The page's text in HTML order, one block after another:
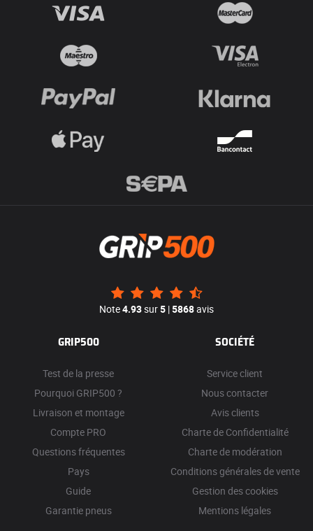
Note4.93sur5 |5868avis
GRIP500
Test de la presse
Pourquoi GRIP500 ?
Livraison et montage
Compte PRO
Questions fréquentes
Pays
Guide
Garantie pneus
SOCIÉTÉ
Service client
Nous contacter
Avis clients
Charte de Confidentialité
Charte de modération
Conditions générales de vente
Gestion des cookies
Mentions légales